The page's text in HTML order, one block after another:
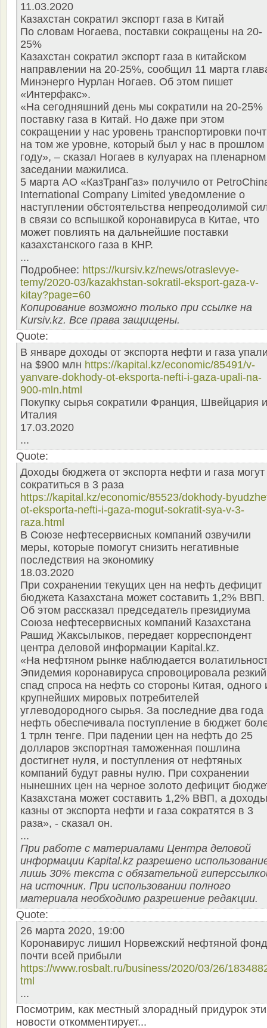
11.03.2020
Казахстан сократил экспорт газа в Китай
По словам Ногаева, поставки сокращены на 20-
25%
Казахстан сократил экспорт газа в китайском
направлении на 20-25%, сообщил 11 марта
Минэнерго Нурлан Ногаев. Об этом пишет
«Интерфакс».
«На сегодняшний день мы сократили на 20-25%
поставку газа в Китай. Но даже при этом
сокращении у нас уровень транспортировки
на том же уровне, который был у нас в прошлом
году», – сказал Ногаев в кулуарах на пленарном
заседании мажилиса.
5 марта АО «КазТранГаз» получило от
International Company Limited уведомление о
наступлении обстоятельства непреодолимой
в связи со вспышкой коронавируса в Китае, что
может повлиять на дальнейшие поставки
казахстанского газа в КНР.
...
Подробнее: https://kursiv.kz/news/otraslevye-
temy/2020-03/kazakhstan-sokratil-eksport-gaza-v-
kitay?page=60
Копирование возможно только при ссылке на
Kursiv.kz. Все права защищены.
Quote:
В январе доходы от экспорта нефти и газа
на $900 млн https://kapital.kz/economic/85491/v-
yanvare-dokhody-ot-eksporta-nefti-i-gaza-upali-na-
900-mln.html
Покупку сырья сократили Франция, Швейцария и
Италия
17.03.2020
...
Quote:
Доходы бюджета от экспорта нефти и газа могут
сократиться в 3 раза
https://kapital.kz/economic/85523/dokhody-
ot-eksporta-nefti-i-gaza-mogut-sokratit-sya-v-3-
raza.html
В Союзе нефтесервисных компаний озвучили
меры, которые помогут снизить негативные
последствия на экономику
18.03.2020
При сохранении текущих цен на нефть дефицит
бюджета Казахстана может составить 1,2% ВВП.
Об этом рассказал председатель президиума
Союза нефтесервисных компаний Казахстана
Рашид Жаксылыков, передает корреспондент
центра деловой информации Kapital.kz.
«На нефтяном рынке наблюдается
Эпидемия коронавируса спровоцировала резкий
спад спроса на нефть со стороны Китая, одного
крупнейших мировых потребителей
углеводородного сырья. За последние два года
нефть обеспечивала поступление в бюджет
1 трлн тенге. При падении цен на нефть до 25
долларов экспортная таможенная пошлина
достигнет нуля, и поступления от нефтяных
компаний будут равны нулю. При сохранении
нынешних цен на черное золото дефицит
Казахстана может составить 1,2% ВВП, а доходы
казны от экспорта нефти и газа сократятся в 3
раза», - сказал он.
...
При работе с материалами Центра деловой
информации Kapital.kz разрешено
лишь 30% текста с обязательной
на источник. При использовании полного
материала необходимо разрешение редакции.
Quote:
26 марта 2020, 19:00
Коронавирус лишил Норвежский нефтяной фонд
почти всей прибыли
https://www.rosbalt.ru/business/2020/03/26/
tml
...
Посмотрим, как местный злорадный придурок эти
новости откомментирует...